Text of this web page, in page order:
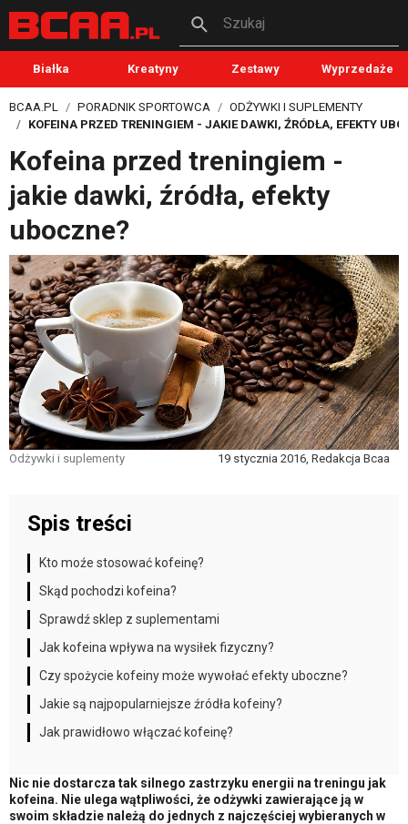
Szukaj
Białka Kreatyny Zestawy Wyprzedaże
BCAA.PL PORADNIK SPORTOWCA
ODŻYWKI I SUPLEMENTY
KOFEINA PRZED TRENINGIEM - JAKIE DAWKI, ŹRÓDŁA, EFEKTY
Kofeina przed treningiem -
jakie dawki, źródła, efekty
uboczne?
Odżywki i suplementy 19 stycznia 2016, Redakcja Bcaa
Spis treści
Kto moźe stosować kofeinę?
Skąd pochodzi kofeina?
Sprawdź sklep z suplementami
Jak kofeina wpływa na wysiłek fizyczny?
Czy spożycie kofeiny może wywołać efekty uboczne?
Jakie są najpopularniejsze źródła kofeiny?
Jak prawidłowo włączać kofeinę?
Nic nie dostarcza tak silnego zastrzyku energii na treningu jak
kofeina. Nie ulega wątpliwości, że odżywki zawierające ją w
swoim składzie należą do jednych z najczęściej wybieranych w